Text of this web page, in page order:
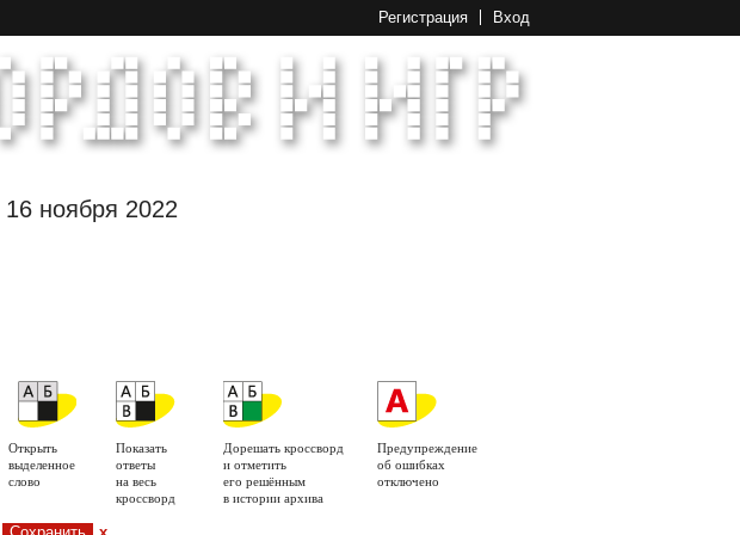
Регистрация Вход
16 ноября 2022
Открыть
выделенное
слово
Показать
ответы
на весь
кроссворд
Дорешать кроссворд
и отметить
его решённым
в истории архива
Предупреждение
об ошибках
отключено